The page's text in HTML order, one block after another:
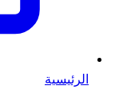
الرئيسية